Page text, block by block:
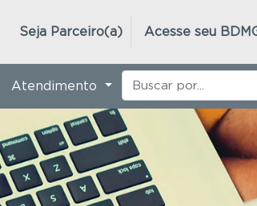
Acesse seu
Seja Parceiro(a)
Atendimento